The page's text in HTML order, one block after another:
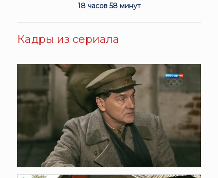
18 часов 58 минут
Кадры из сериала